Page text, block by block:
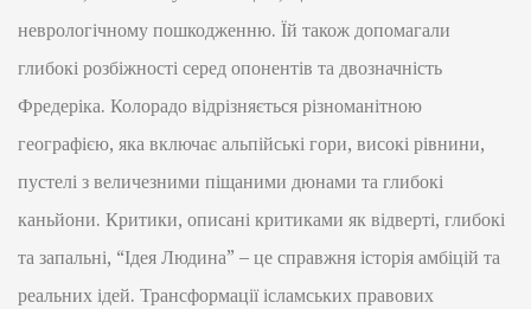
неврологічному пошкодженню. Їй також допомагали
глибокі розбіжності серед опонентів та двозначність
Фредеріка. Колорадо відрізняється різноманітною
географією, яка включає альпійські гори, високі рівнини,
пустелі з величезними піщаними дюнами та глибокі
каньйони. Критики, описані критиками як відверті, глибокі
та запальні, “Ідея Людина” – це справжня історія амбіцій та
реальних ідей. Трансформації ісламських правових